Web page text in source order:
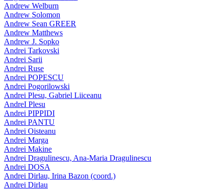
Andrew Welburn
Andrew Solomon
Andrew Sean GREER
Andrew Matthews
Andrew J. Sopko
Andrei Tarkovski
Andrei Sarii
Andrei Ruse
Andrei POPESCU
Andrei Pogorilowski
Andrei Plesu, Gabriel Liiceanu
AndreI Plesu
Andrei PIPPIDI
Andrei PANTU
Andrei Oisteanu
Andrei Marga
Andrei Makine
Andrei Dragulinescu, Ana-Maria Dragulinescu
Andrei DOSA
Andrei Dirlau, Irina Bazon (coord.)
Andrei Dirlau